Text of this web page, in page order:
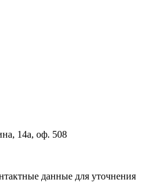
14а, оф. 508
данные для уточнения